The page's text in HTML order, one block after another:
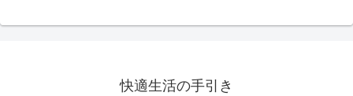
快適生活の手引き